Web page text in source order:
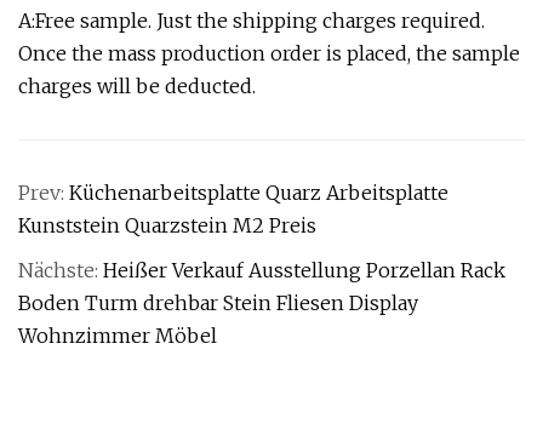
A:Free sample. Just the shipping charges required.
Once the mass production order is placed, the sample
charges will be deducted.
Prev: Küchenarbeitsplatte Quarz Arbeitsplatte
Kunststein Quarzstein M2 Preis
Nächste: Heißer Verkauf Ausstellung Porzellan Rack
Boden Turm drehbar Stein Fliesen Display
Wohnzimmer Möbel